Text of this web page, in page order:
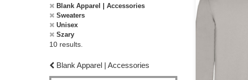
Blank Apparel | Accessories
Sweaters
Unisex
Szary
10 results.
Blank Apparel | Accessories